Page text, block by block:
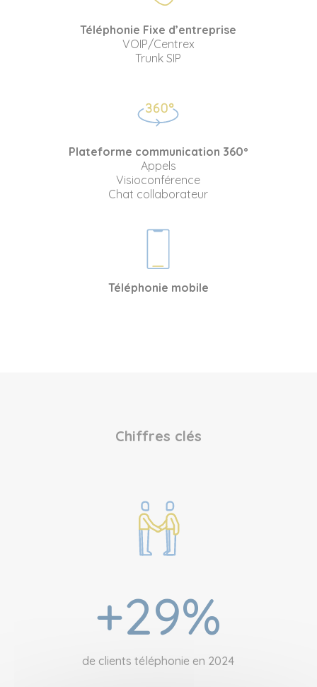
Téléphonie Fixe d’entreprise
VOIP/Centrex
Trunk SIP
Plateforme communication 360º
Appels
Visioconférence
Chat collaborateur
Téléphonie mobile
Chiffres clés
+29%
de clients téléphonie en 2024